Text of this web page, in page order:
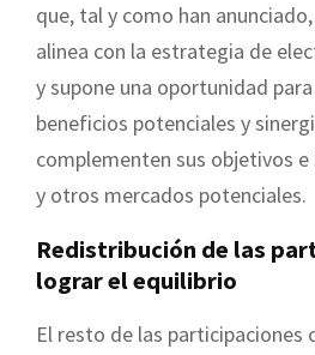
que, tal y como han
alinea con la estrategia de
y supone una oportunidad
beneficios potenciales y
complementen sus objetivos e
y otros mercados potenciales.
Redistribución de las
lograr el equilibrio
El resto de las participaciones